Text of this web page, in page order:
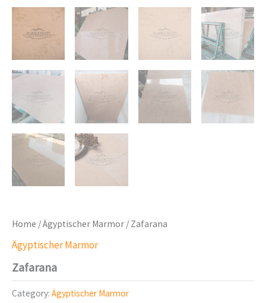
Home /Ägyptischer Marmor / Zafarana
Ägyptischer Marmor
Zafarana
Category: Ägyptischer Marmor